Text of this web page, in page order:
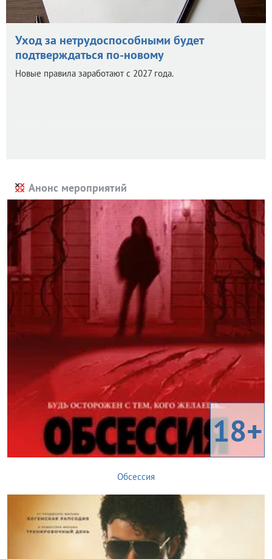
Уход за нетрудоспособными будет
подтверждаться по-новому
Новые правила заработают с 2027 года.
Анонс мероприятий
18+
Обсессия